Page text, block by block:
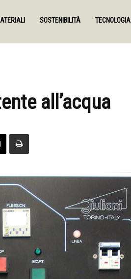
SOSTENIBILITÀ TECNOLOGIA
all’acqua